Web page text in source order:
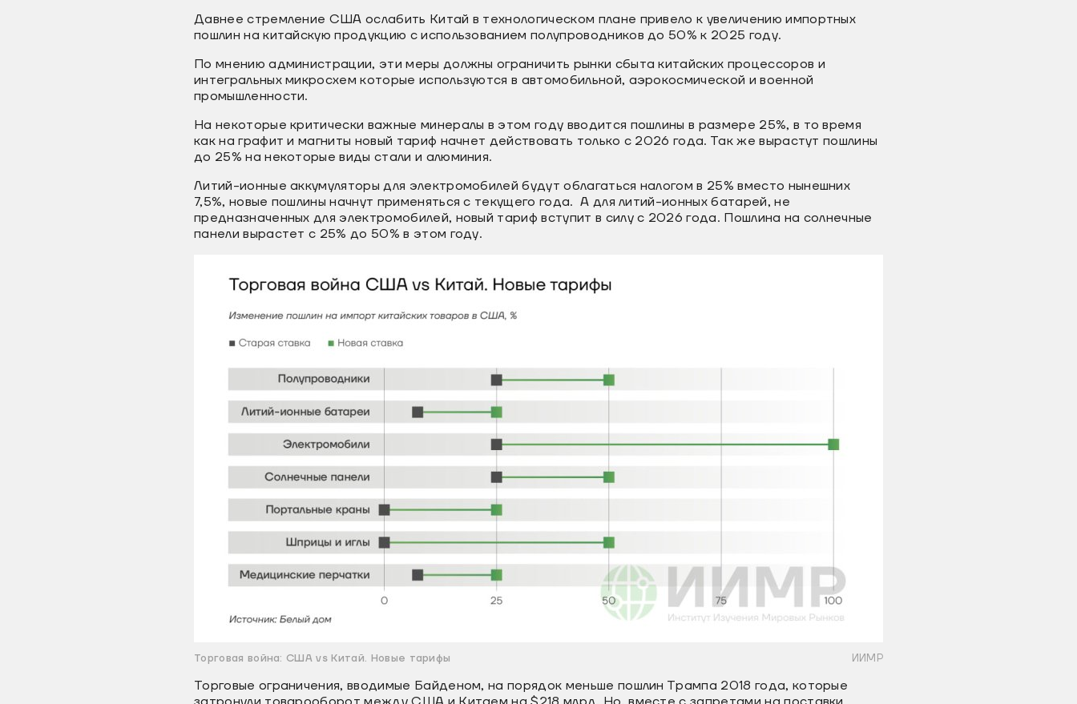
Давнее стремление США ослабить Китай в технологическом плане привело к увеличению импортных
пошлин на китайскую продукцию с использованием полупроводников до 50% к 2025 году.
По мнению администрации, эти меры должны ограничить рынки сбыта китайских процессоров и
интегральных микросхем которые используются в автомобильной, аэрокосмической и военной
промышленности.
На некоторые критически важные минералы в этом году вводится пошлины в размере 25%, в то время
как на графит и магниты новый тариф начнет действовать только с 2026 года. Так же вырастут пошлины
до 25% на некоторые виды стали и алюминия.
Литий-ионные аккумуляторы для электромобилей будут облагаться налогом в 25% вместо нынешних
7,5%, новые пошлины начнут применяться с текущего года. А для литий-ионных батарей, не
предназначенных для электромобилей, новый тариф вступит в силу с 2026 года. Пошлина на солнечные
панели вырастет с 25% до 50% в этом году.
Торговая война: США vs Китай. Новые тарифы ИИМР
Торговые ограничения, вводимые Байденом, на порядок меньше пошлин Трампа 2018 года, которые